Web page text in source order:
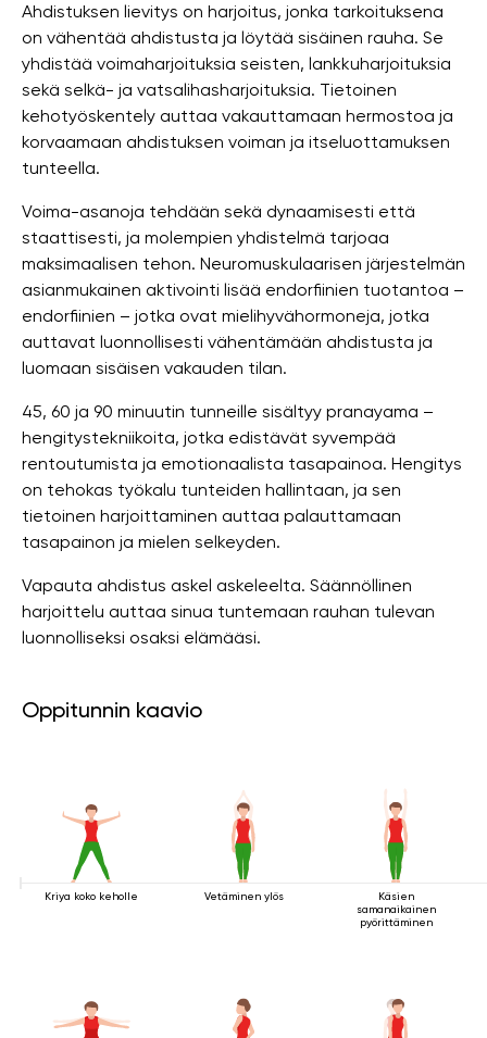
Ahdistuksen lievitys on harjoitus, jonka tarkoituksena
on vähentää ahdistusta ja löytää sisäinen rauha. Se
yhdistää voimaharjoituksia seisten, lankkuharjoituksia
sekä selkä- ja vatsalihasharjoituksia. Tietoinen
kehotyöskentely auttaa vakauttamaan hermostoa ja
korvaamaan ahdistuksen voiman ja itseluottamuksen
tunteella.
Voima-asanoja tehdään sekä dynaamisesti että
staattisesti, ja molempien yhdistelmä tarjoaa
maksimaalisen tehon. Neuromuskulaarisen järjestelmän
asianmukainen aktivointi lisää endorfiinien tuotantoa –
endorfiinien – jotka ovat mielihyvähormoneja, jotka
auttavat luonnollisesti vähentämään ahdistusta ja
luomaan sisäisen vakauden tilan.
45, 60 ja 90 minuutin tunneille sisältyy pranayama –
hengitystekniikoita, jotka edistävät syvempää
rentoutumista ja emotionaalista tasapainoa. Hengitys
on tehokas työkalu tunteiden hallintaan, ja sen
tietoinen harjoittaminen auttaa palauttamaan
tasapainon ja mielen selkeyden.
Vapauta ahdistus askel askeleelta. Säännöllinen
harjoittelu auttaa sinua tuntemaan rauhan tulevan
luonnolliseksi osaksi elämääsi.
Oppitunnin kaavio
Kriya koko keholle Vetäminen ylös
Käsien
samanaikainen
pyörittäminen